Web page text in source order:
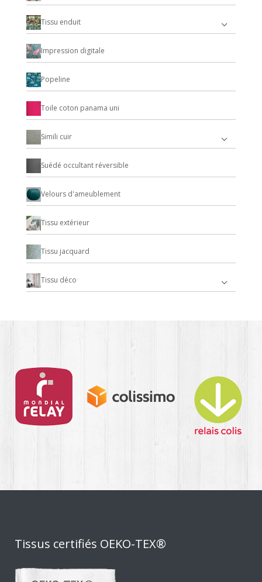
Tissu enduit
Impression digitale
Popeline
Toile coton panama uni
Simili cuir
Suédé occultant réversible
Velours d'ameublement
Tissu extérieur
Tissu jacquard
Tissu déco
Tissus certifiés OEKO-TEX®